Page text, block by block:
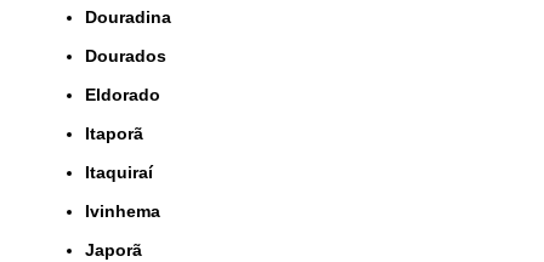
Douradina
Dourados
Eldorado
Itaporã
Itaquiraí
Ivinhema
Japorã